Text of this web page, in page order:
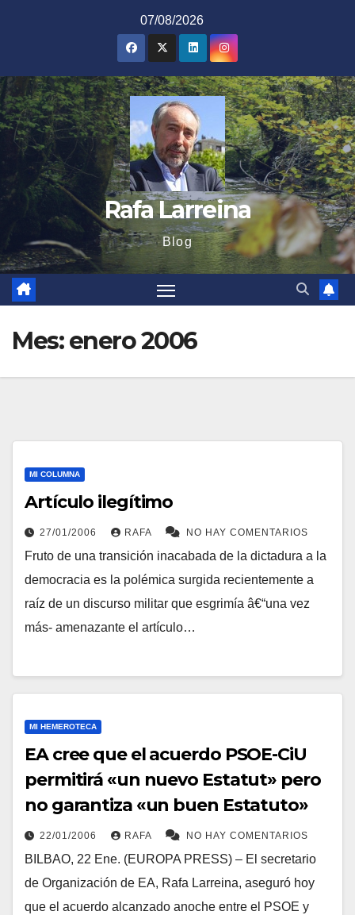
07/08/2026
Rafa Larreina
Blog
Mes:enero 2006
MI COLUMNA
Artí­culo ilegí­timo
27/01/2006 RAFA NO HAY COMENTARIOS
Fruto de una transición inacabada de la dictadura a la
democracia es la polémica surgida recientemente a
raí­z de un discurso militar que esgrimí­a â€“una vez
más- amenazante el artí­culo…
MI HEMEROTECA
EA cree que el acuerdo PSOE-CiU
permitirá «un nuevo Estatut» pero
no garantiza «un buen Estatuto»
22/01/2006 RAFA NO HAY COMENTARIOS
BILBAO, 22 Ene. (EUROPA PRESS) – El secretario
de Organización de EA, Rafa Larreina, aseguró hoy
que el acuerdo alcanzado anoche entre el PSOE y